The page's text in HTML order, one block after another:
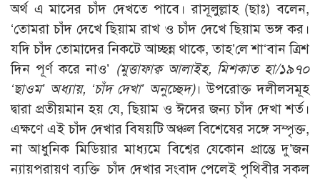
অর্থ এ মাসের চাঁদ দেখতে পাবে। রাসূলুল্লাহ (ছাঃ) বলেন,
‘তোমরা চাঁদ দেখে ছিয়াম রাখ ও চাঁদ দেখে ছিয়াম ভঙ্গ কর।
যদি চাঁদ তোমাদের নিকটে আচ্ছন্ন থাকে, তাহ’লে শা‘বান ত্রিশ
দিন পূর্ণ করে নাও’ (মুত্তাফাক্ব আলাইহ, মিশকাত হা/১৯৭০
‘ছাওম’ অধ্যায়, ‘চাঁদ দেখা’ অনুচ্ছেদ)। উপরোক্ত দলীলসমূহ
দ্বারা প্রতীয়মান হয় যে, ছিয়াম ও ঈদের জন্য চাঁদ দেখা শর্ত।
এক্ষণে এই চাঁদ দেখার বিষয়টি অঞ্চল বিশেষের সঙ্গে সম্পৃক্ত,
না আধুনিক মিডিয়ার মাধ্যমে বিশ্বের যেকোন প্রান্তে দু’জন
ন্যায়পরায়ণ ব্যক্তি চাঁদ দেখার সংবাদ পেলেই পৃথিবীর সকল